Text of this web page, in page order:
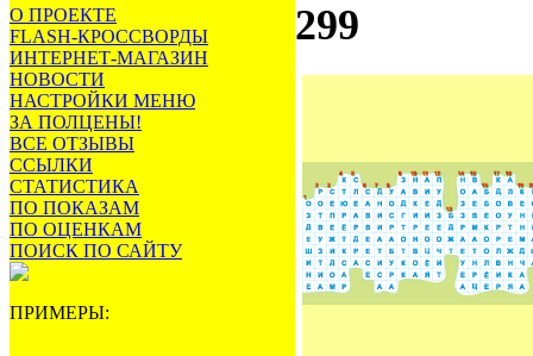
О ПРОЕКТЕ
FLASH-КРОССВОРДЫ
ИНТЕРНЕТ-МАГАЗИН
НОВОСТИ
НАСТРОЙКИ МЕНЮ
ЗА ПОЛЦЕНЫ!
ВСЕ ОТЗЫВЫ
ССЫЛКИ
СТАТИСТИКА
ПО ПОКАЗАМ
ПО ОЦЕНКАМ
ПОИСК ПО САЙТУ
ПРИМЕРЫ:
299